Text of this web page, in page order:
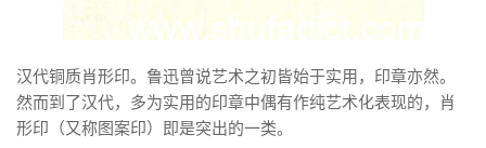
汉代铜质肖形印。鲁迅曾说艺术之初皆始于实用，印章亦然。
然而到了汉代，多为实用的印章中偶有作纯艺术化表现的，肖
形印（又称图案印）即是突出的一类。